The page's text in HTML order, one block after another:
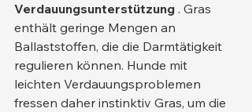
Verdauungsunterstützung . Gras
enthält geringe Mengen an
Ballaststoffen, die die Darmtätigkeit
regulieren können. Hunde mit
leichten Verdauungsproblemen
fressen daher instinktiv Gras, um die